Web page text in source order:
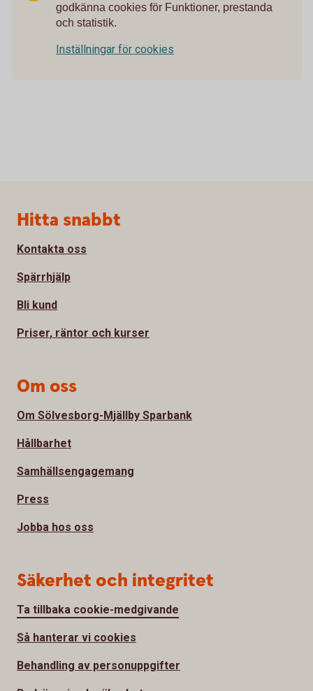
godkänna cookies för Funktioner, prestanda
och statistik.
Inställningar för cookies
Sidfot
Hitta snabbt
Kontakta oss
Spärrhjälp
Bli kund
Priser, räntor och kurser
Om oss
Om Sölvesborg-Mjällby Sparbank
Hållbarhet
Samhällsengagemang
Press
Jobba hos oss
Säkerhet och integritet
Ta tillbaka cookie-medgivande
Så hanterar vi cookies
Behandling av personuppgifter